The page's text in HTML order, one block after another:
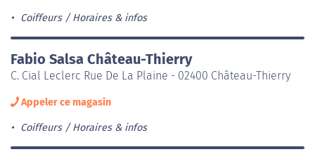
Coiffeurs Horaires & infos
Fabio Salsa Château-Thierry
C. Cial Leclerc Rue De La Plaine - 02400 Château-Thierry
Appeler ce magasin
Coiffeurs Horaires & infos